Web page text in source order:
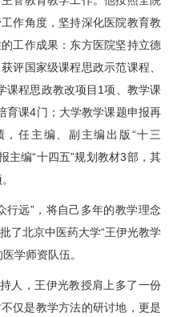
作角度，坚持深化医院教育教
工作成果：东方医院坚持立德
评国家级课程思政示范课程、
课程思政教改项目1项、教学课
育课4门；大学教学课题申报再
任主编、副主编出版“十三
主编“十四五”规划教材3部，其
行远”，将自己多年的教学理念
了北京中医药大学“王伊光教学
学师资队伍。
人， 王伊光教授肩上多了一份
仅是教学方法的研讨地，更是